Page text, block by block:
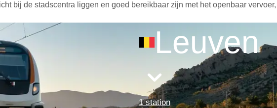
bij de stadscentra liggen en goed bereikbaar zijn met het openbaar vervoer,
Leuven
1 station